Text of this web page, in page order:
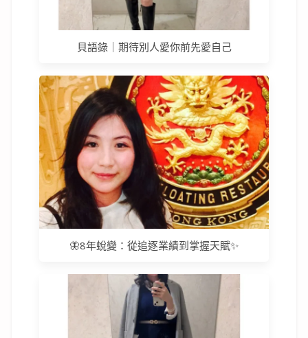
貝語錄｜期待別人愛你前先愛自己
🦋8年蛻變：從追逐業績到掌握天賦✨